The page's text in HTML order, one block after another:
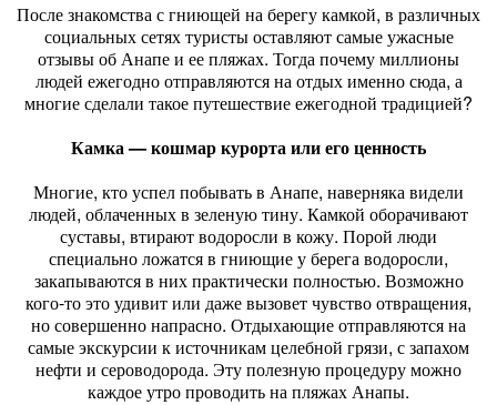
После знакомства с гниющей на берегу камкой, в различных
социальных сетях туристы оставляют самые ужасные
отзывы об Анапе и ее пляжах. Тогда почему миллионы
людей ежегодно отправляются на отдых именно сюда, а
многие сделали такое путешествие ежегодной традицией?
Камка — кошмар курорта или его ценность
Многие, кто успел побывать в Анапе, наверняка видели
людей, облаченных в зеленую тину. Камкой оборачивают
суставы, втирают водоросли в кожу. Порой люди
специально ложатся в гниющие у берега водоросли,
закапываются в них практически полностью. Возможно
кого-то это удивит или даже вызовет чувство отвращения,
но совершенно напрасно. Отдыхающие отправляются на
самые экскурсии к источникам целебной грязи, с запахом
нефти и сероводорода. Эту полезную процедуру можно
каждое утро проводить на пляжах Анапы.